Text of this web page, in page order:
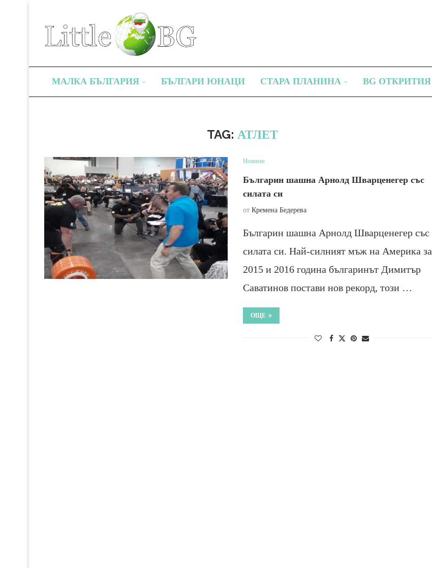
МАЛКА БЪЛГАРИЯ БЪЛГАРИ ЮНАЦИ СТАРА ПЛАНИНА BG ОТКРИТИЯ
TAG: АТЛЕТ
Новини
Българин шашна Арнолд Шварценегер със
силата си
от Кремена Бедерева
Българин шашна Арнолд Шварценегер със
силата си. Най-силният мъж на Америка за
2015 и 2016 година българинът Димитър
Саватинов постави нов рекорд, този …
ОЩЕ